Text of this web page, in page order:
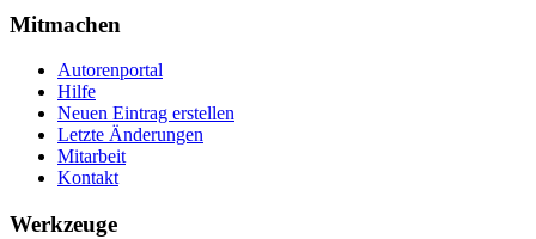
Mitmachen
Autorenportal
Hilfe
Neuen Eintrag erstellen
Letzte Änderungen
Mitarbeit
Kontakt
Werkzeuge